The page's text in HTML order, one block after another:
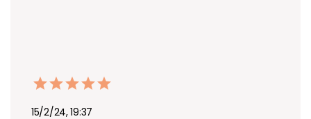
15/2/24, 19:37